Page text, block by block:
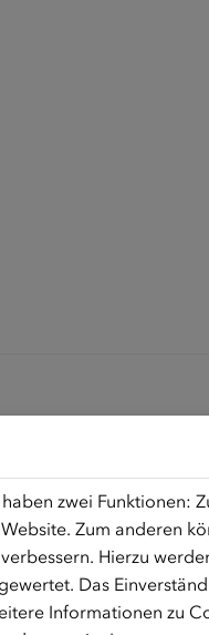
zwei Funktionen:
Zum anderen
Hierzu
Das
Informationen zu